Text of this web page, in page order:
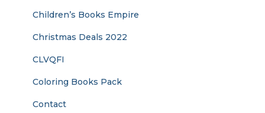
Children’s Books Empire
Christmas Deals 2022
CLVQFI
Coloring Books Pack
Contact